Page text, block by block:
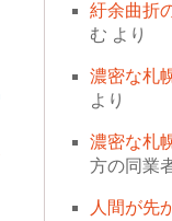
紆余曲折
む より
濃密な札
より
濃密な札
方の同業
人間が先